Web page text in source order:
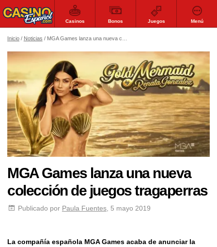
Casinos Bonos Juegos Menú
Inicio Noticias MGA Games lanza una nueva colección de juegos tragaperras
MGA Games lanza una nueva
colección de juegos tragaperras
Publicado por Paula Fuentes, 5 mayo 2019
La compañía española MGA Games acaba de anunciar la